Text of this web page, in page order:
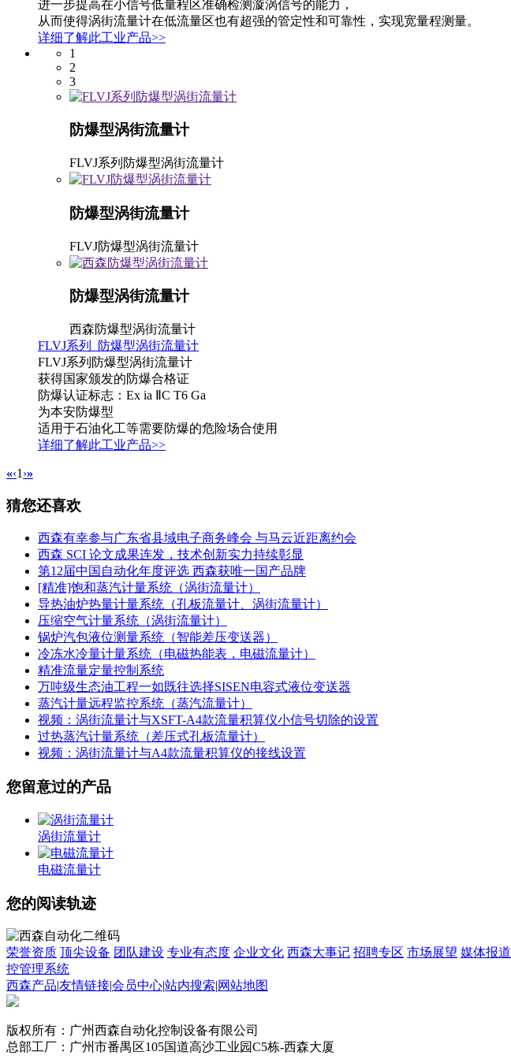
进一步提高在小信号低量程区准确检测漩涡信号的能力，
从而使得涡街流量计在低流量区也有超强的管定性和可靠性，实现宽量程测量。
详细了解此工业产品>>
1
2
3
防爆型涡街流量计
FLVJ系列防爆型涡街流量计
防爆型涡街流量计
FLVJ防爆型涡街流量计
防爆型涡街流量计
西森防爆型涡街流量计
FLVJ系列 防爆型涡街流量计
FLVJ系列防爆型涡街流量计
获得国家颁发的防爆合格证
防爆认证标志：Ex ia ⅡC T6 Ga
为本安防爆型
适用于石油化工等需要防爆的危险场合使用
详细了解此工业产品>>
«‹1 ›»
猜您还喜欢
西森有幸参与广东省县域电子商务峰会 与马云近距离约会
西森 SCI 论文成果连发，技术创新实力持续彰显
第12届中国自动化年度评选 西森获唯一国产品牌
[精准]饱和蒸汽计量系统（涡街流量计）
导热油炉热量计量系统（孔板流量计、涡街流量计）
压缩空气计量系统（涡街流量计）
锅炉汽包液位测量系统（智能差压变送器）
冷冻水冷量计量系统（电磁热能表，电磁流量计）
精准流量定量控制系统
万吨级生态油工程一如既往选择SISEN电容式液位变送器
蒸汽计量远程监控系统（蒸汽流量计）
视频：涡街流量计与XSFT-A4款流量积算仪小信号切除的设置
过热蒸汽计量系统（差压式孔板流量计）
视频：涡街流量计与A4款流量积算仪的接线设置
您留意过的产品
涡街流量计
电磁流量计
您的阅读轨迹
荣誉资质 顶尖设备 团队建设 专业有态度 企业文化 西森大事记 招聘专区 市场展望 媒体报道
控管理系统
西森产品|友情链接|会员中心|站内搜索|网站地图
版权所有：广州西森自动化控制设备有限公司
总部工厂：广州市番禺区105国道高沙工业园C5栋-西森大厦